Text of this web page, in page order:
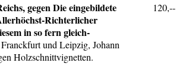
gegen Die eingebildete
Richterlicher
in so fern gleich-
Franckfurt und Leipzig, Johann
Holzschnittvignetten.
120,--